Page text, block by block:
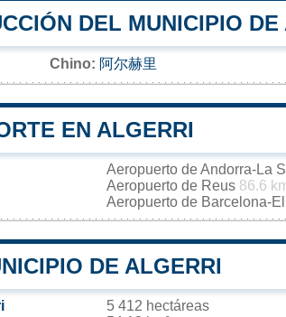
DEL MUNICIPIO
Chino: 阿尔赫里
EN ALGERRI
Aeropuerto de Andorra-La
Aeropuerto de Reus 86.6
Aeropuerto de Barcelona-
DE ALGERRI
5 412 hectáreas